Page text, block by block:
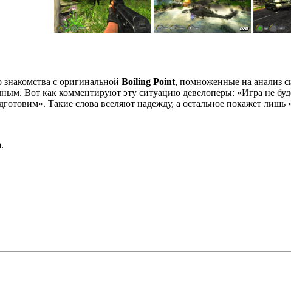
с оригинальной Boiling Рoint, помноженные на анализ
Вот как комментируют эту ситуацию девелоперы: «Игра не
Такие слова вселяют надежду, а остальное покажет лишь